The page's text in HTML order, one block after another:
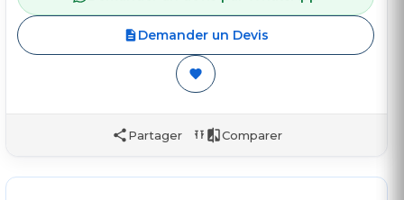
Demander un Devis
Partager Comparer